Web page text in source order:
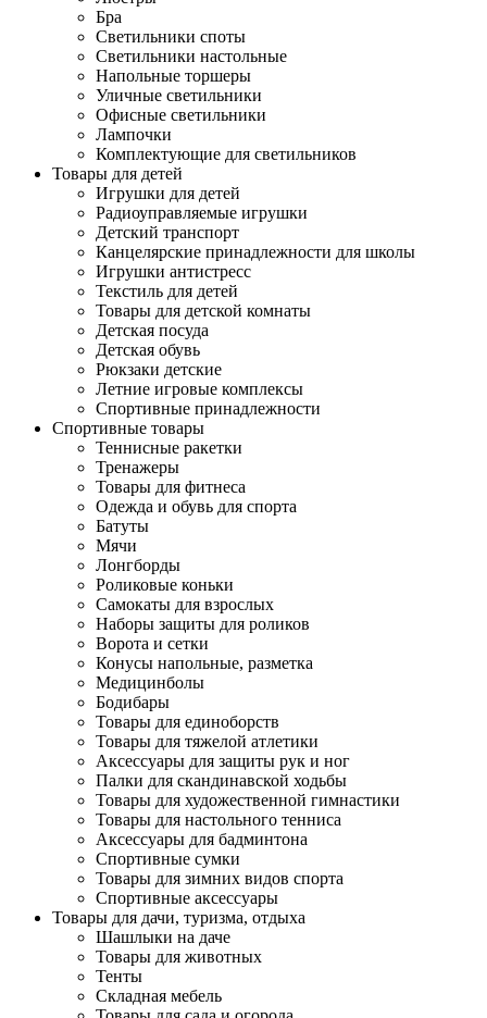
Бра
Светильники споты
Светильники настольные
Напольные торшеры
Уличные светильники
Офисные светильники
Лампочки
Комплектующие для светильников
Товары для детей
Игрушки для детей
Радиоуправляемые игрушки
Детский транспорт
Канцелярские принадлежности для школы
Игрушки антистресс
Текстиль для детей
Товары для детской комнаты
Детская посуда
Детская обувь
Рюкзаки детские
Летние игровые комплексы
Спортивные принадлежности
Спортивные товары
Теннисные ракетки
Тренажеры
Товары для фитнеса
Одежда и обувь для спорта
Батуты
Мячи
Лонгборды
Роликовые коньки
Самокаты для взрослых
Наборы защиты для роликов
Ворота и сетки
Конусы напольные, разметка
Медицинболы
Бодибары
Товары для единоборств
Товары для тяжелой атлетики
Аксессуары для защиты рук и ног
Палки для скандинавской ходьбы
Товары для художественной гимнастики
Товары для настольного тенниса
Аксессуары для бадминтона
Спортивные сумки
Товары для зимних видов спорта
Спортивные аксессуары
Товары для дачи, туризма, отдыха
Шашлыки на даче
Товары для животных
Тенты
Складная мебель